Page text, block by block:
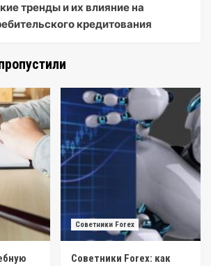
тренды и их влияние на
кредитования
Советники Forex
Советники Forex: как